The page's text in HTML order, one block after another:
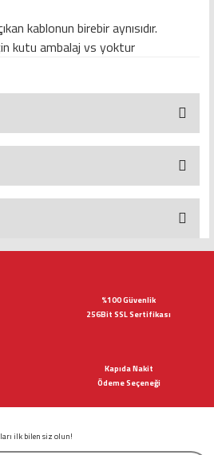
kablonun birebir aynısıdır.
kutu ambalaj vs yoktur
ilk yorumu siz yapın!
olmalı.
%100 Güvenlik
256Bit SSL Sertifikası
Kapıda Nakit
Ödeme Seçeneği
ilk bilen siz olun!